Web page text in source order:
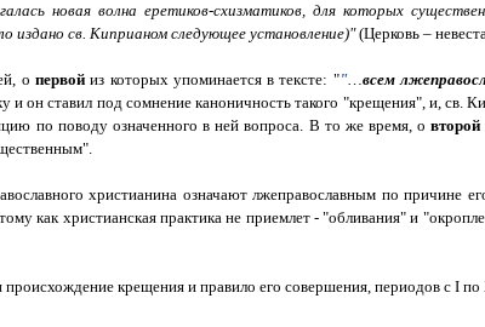
новая волна еретиков-схизматиков, для которых
издано св. Киприаном следующее установление)"(Церковь –
о первойиз которых упоминается в тексте: ""…всем
он ставил под сомнение каноничность такого "крещения", и, св.
по поводу означенного в ней вопроса. В то же время, овторой
христианина означают лжеправославным по причине
как христианская практика не приемлет - "обливания" и
крещения и правило его совершения, периодов с I по